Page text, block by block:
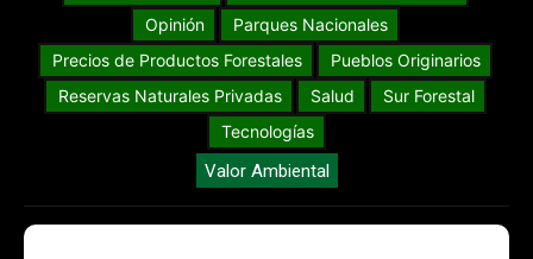
Opinión
Parques Nacionales
Precios de Productos Forestales
Pueblos Originarios
Reservas Naturales Privadas
Salud
Sur Forestal
Tecnologías
Valor Ambiental